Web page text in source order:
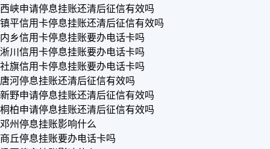
西峡申请停息挂账还清后征信有效吗
镇平信用卡停息挂账还清后征信有效吗
内乡信用卡停息挂账要办电话卡吗
淅川信用卡停息挂账要办电话卡吗
社旗信用卡停息挂账要办电话卡吗
唐河停息挂账还清后征信有效吗
新野申请停息挂账还清后征信有效吗
桐柏申请停息挂账还清后征信有效吗
邓州停息挂账影响什么
商丘停息挂账要办电话卡吗